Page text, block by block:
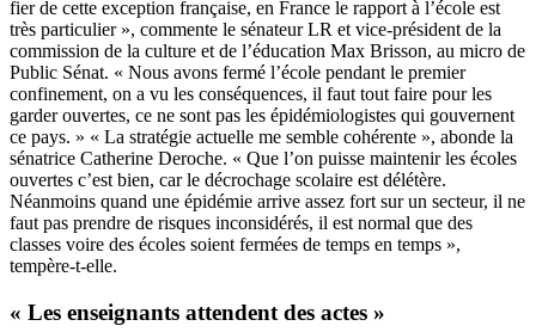
fier de cette exception française, en France le rapport à l’école est
très particulier », commente le sénateur LR et vice-président de la
commission de la culture et de l’éducation Max Brisson, au micro de
Public Sénat. « Nous avons fermé l’école pendant le premier
confinement, on a vu les conséquences, il faut tout faire pour les
garder ouvertes, ce ne sont pas les épidémiologistes qui gouvernent
ce pays. » « La stratégie actuelle me semble cohérente », abonde la
sénatrice Catherine Deroche. « Que l’on puisse maintenir les écoles
ouvertes c’est bien, car le décrochage scolaire est délétère.
Néanmoins quand une épidémie arrive assez fort sur un secteur, il ne
faut pas prendre de risques inconsidérés, il est normal que des
classes voire des écoles soient fermées de temps en temps »,
tempère-t-elle.
« Les enseignants attendent des actes »